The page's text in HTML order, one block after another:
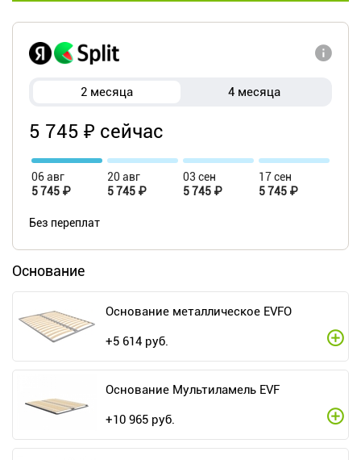
2 месяца 4 месяца
5 745 ₽ сейчас
06 авг
5 745 ₽
20 авг
5 745 ₽
03 сен
5 745 ₽
17 сен
5 745 ₽
Без переплат
Основание
Основание металлическое EVFO
+5 614 руб.
Основание Мультиламель EVF
+10 965 руб.